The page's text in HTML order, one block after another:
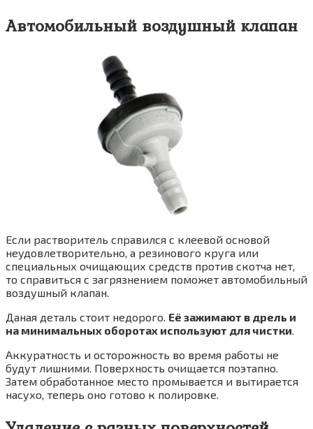
Автомобильный воздушный клапан
Если растворитель справился с клеевой основой
неудовлетворительно, а резинового круга или
специальных очищающих средств против скотча нет,
то справиться с загрязнением поможет автомобильный
воздушный клапан.
Даная деталь стоит недорого. Её зажимают в дрель и
на минимальных оборотах используют для чистки
Аккуратность и осторожность во время работы не
будут лишними. Поверхность очищается поэтапно.
Затем обработанное место промывается и вытирается
насухо, теперь оно готово к полировке.